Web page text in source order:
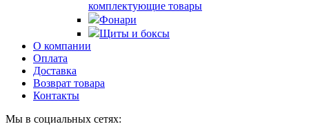
комплектующие товары
Фонари
Щиты и боксы
О компании
Оплата
Доставка
Возврат товара
Контакты
Мы в социальных сетях: